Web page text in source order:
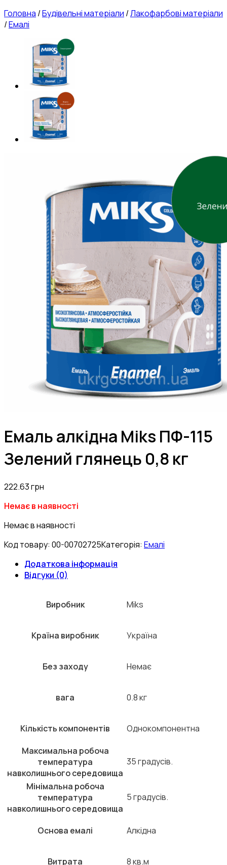
Головна /Будівельні матеріали /Лакофарбові матеріали
/Емалі
Емаль алкідна Мiks ПФ-115
Зелений глянець 0,8 кг
222.63грн
Немає в наявності
Немає в наявності
Код товару: 00-00702725Категорія: Емалі
Додаткова інформація
Відгуки (0)
Виробник Miks
Країна виробник Україна
Без заходу Немає
вага 0.8 кг
Кількість компонентів
Однокомпонентна
Максимальна робоча
температура
навколишнього середовища
35 градусів.
Мінімальна робоча
температура
навколишнього середовища
5 градусів.
Основа емалі Алкідна
Витрата 8 кв.м